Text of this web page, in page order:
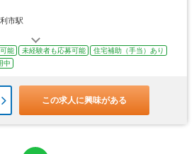
市駅
能 未経験者も応募可能
住宅補助（手当）あり
中
この求人に興味がある